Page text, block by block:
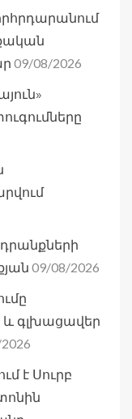
09/08/2026
09/08/2026
և գլխացավեր
է Սուրբ